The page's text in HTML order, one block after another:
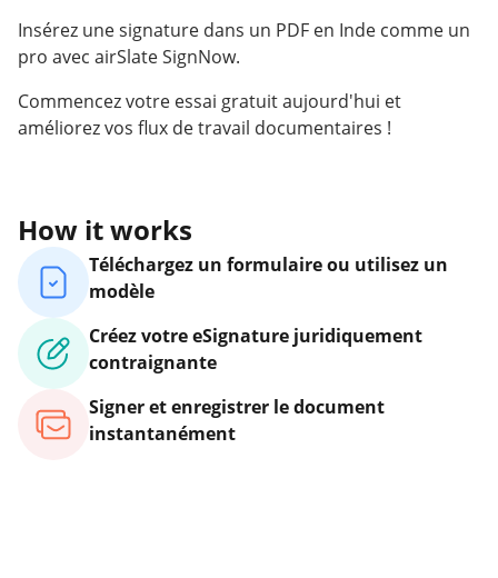
Insérez une signature dans un PDF en Inde comme un
pro avec airSlate SignNow.
Commencez votre essai gratuit aujourd'hui et
améliorez vos flux de travail documentaires !
How it works
Téléchargez un formulaire ou utilisez un
modèle
Créez votre eSignature juridiquement
contraignante
Signer et enregistrer le document
instantanément